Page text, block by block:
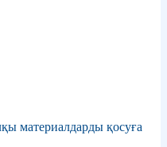
материалдарды қосуға